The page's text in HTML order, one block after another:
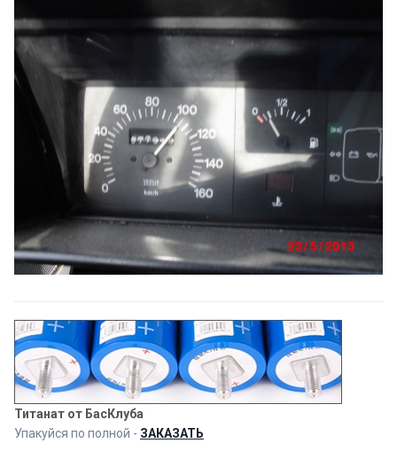
Титанат от БасКлуба
Упакуйся по полной - ЗАКАЗАТЬ